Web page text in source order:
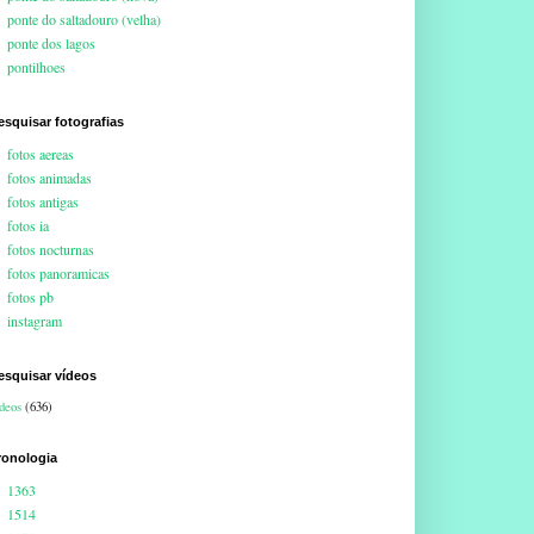
ponte do saltadouro (velha)
ponte dos lagos
pontilhoes
fotografias
fotos aereas
fotos animadas
fotos antigas
fotos ia
fotos nocturnas
fotos panoramicas
fotos pb
instagram
vídeos
(636)
1363
1514